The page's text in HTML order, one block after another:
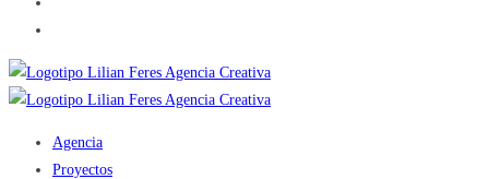
Agencia
Proyectos